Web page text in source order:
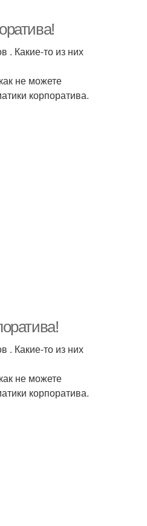
. Какие-то из них
не можете
корпоратива.
. Какие-то из них
не можете
корпоратива.